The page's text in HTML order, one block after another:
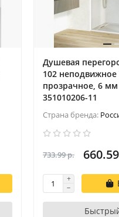
Душевая
102 неподвижное
прозрачное, 6
351010206-11
Страна бренда:
733.99 р.